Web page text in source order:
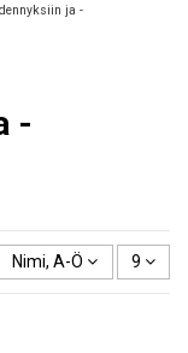
ja -
-
Nimi, A-Ö 9